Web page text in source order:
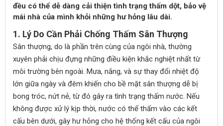
đều có thể dễ dàng cải thiện tình trạng thấm dột, bảo vệ
mái nhà của mình khỏi những hư hỏng lâu dài.
1. Lý Do Cần Phải Chống Thấm Sân Thượng
Sân thượng, do là phần trên cùng của ngôi nhà, thường
xuyên phải chịu đựng những điều kiện khắc nghiệt nhất từ
môi trường bên ngoài. Mưa, nắng, và sự thay đổi nhiệt độ
lớn giữa ngày và đêm khiến cho bề mặt sân thượng dễ bị
bong tróc, nứt nẻ, từ đó gây ra tình trạng thấm nước. Nếu
không được xử lý kịp thời, nước có thể thấm vào các kết
cấu bên dưới, gây hư hỏng cho hệ thống kết cấu của ngôi